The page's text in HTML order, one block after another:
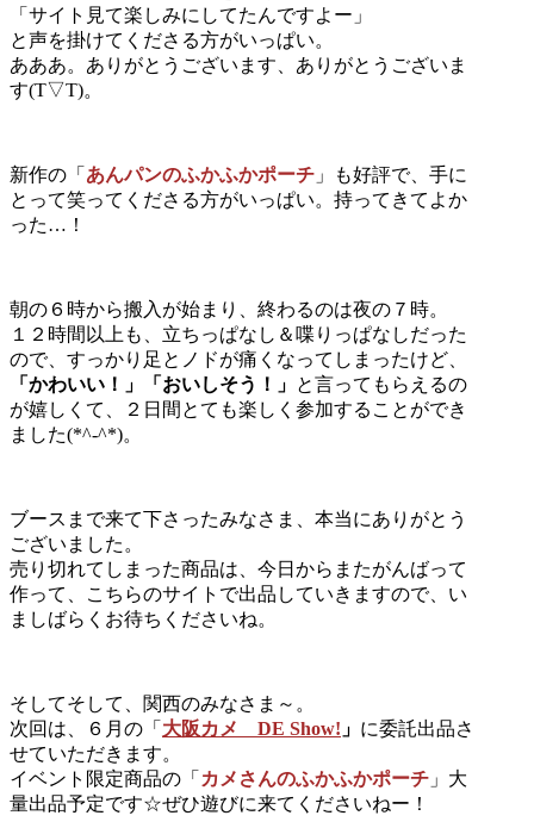
「サイト見て楽しみにしてたんですよー」
と声を掛けてくださる方がいっぱい。
あああ。ありがとうございます、ありがとうございま
す(T▽T)。
新作の「 あんパンのふかふかポーチ 」も好評で、手に
とって笑ってくださる方がいっぱい。持ってきてよか
った…！
朝の６時から搬入が始まり、終わるのは夜の７時。
１２時間以上も、立ちっぱなし＆喋りっぱなしだった
ので、すっかり足とノドが痛くなってしまったけど、
「かわいい！」「おいしそう！」 と言ってもらえるの
が嬉しくて、２日間とても楽しく参加することができ
ました(*^-^*)。
ブースまで来て下さったみなさま、本当にありがとう
ございました。
売り切れてしまった商品は、今日からまたがんばって
作って、こちらのサイトで出品していきますので、い
ましばらくお待ちくださいね。
そしてそして、関西のみなさま～。
次回は、６月の「 大阪カメ DE Show! 」 に委託出品さ
せていただきます。
イベント限定商品の「 カメさんのふかふかポーチ 」大
量出品予定です☆ぜひ遊びに来てくださいねー！